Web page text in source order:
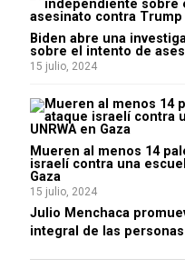
Biden abre una
sobre el intento de
15 julio, 2024
Mueren al menos 14
israelí contra una
Gaza
15 julio, 2024
Julio Menchaca
integral de las